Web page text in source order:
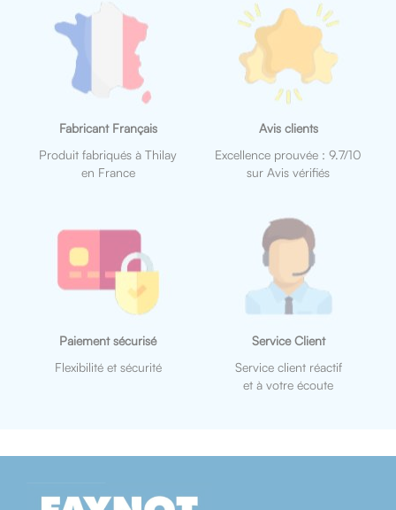
Fabricant Français
Produit fabriqués à Thilay
en France
Avis clients
Excellence prouvée : 9.7/10
sur Avis vérifiés
Paiement sécurisé
Flexibilité et sécurité
Service Client
Service client réactif
et à votre écoute